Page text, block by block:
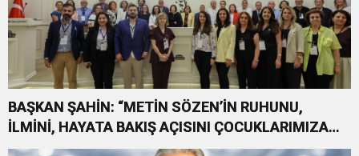
BAŞKAN ŞAHİN: “METİN SÖZEN’İN RUHUNU,
İLMİNİ, HAYATA BAKIŞ AÇISINI ÇOCUKLARIMIZA
ÖĞRETMEK İSTİYORUZ”